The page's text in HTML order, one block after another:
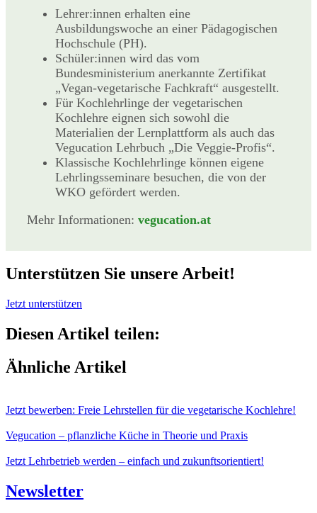
Lehrer:innen erhalten eine
Ausbildungswoche an einer Pädagogischen
Hochschule (PH).
Schüler:innen wird das vom
Bundesministerium anerkannte Zertifikat
„Vegan-vegetarische Fachkraft“ ausgestellt.
Für Kochlehrlinge der vegetarischen
Kochlehre eignen sich sowohl die
Materialien der Lernplattform als auch das
Vegucation Lehrbuch „Die Veggie-Profis“.
Klassische Kochlehrlinge können eigene
Lehrlingsseminare besuchen, die von der
WKO gefördert werden.
Mehr Informationen: vegucation.at
Unterstützen Sie unsere Arbeit!
Jetzt unterstützen
Diesen Artikel teilen:
Ähnliche Artikel
Jetzt bewerben: Freie Lehrstellen für die vegetarische Kochlehre!
Vegucation – pflanzliche Küche in Theorie und Praxis
Jetzt Lehrbetrieb werden – einfach und zukunftsorientiert!
Newsletter